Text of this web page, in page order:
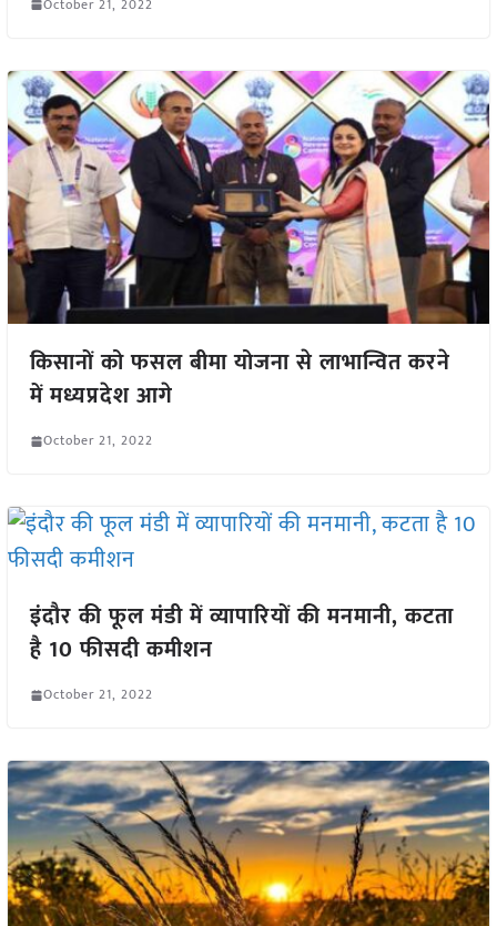
किसानों को फसल बीमा योजना से लाभान्वित करने
में मध्यप्रदेश आगे
October 21, 2022
इंदौर की फूल मंडी में व्यापारियों की मनमानी, कटता
है 10 फीसदी कमीशन
October 21, 2022